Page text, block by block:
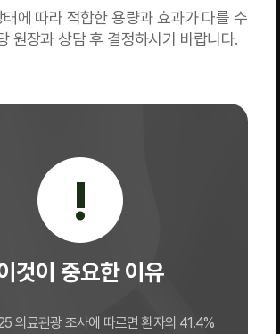
에 따라 적합한 용량과 효과가 다를 수
원장과 상담 후 결정하시기 바랍니다.
!
것이 중요한 이유
의료관광 조사에 따르면 환자의 41.4%